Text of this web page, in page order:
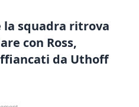
la squadra ritrova
con Ross,
da Uthoff